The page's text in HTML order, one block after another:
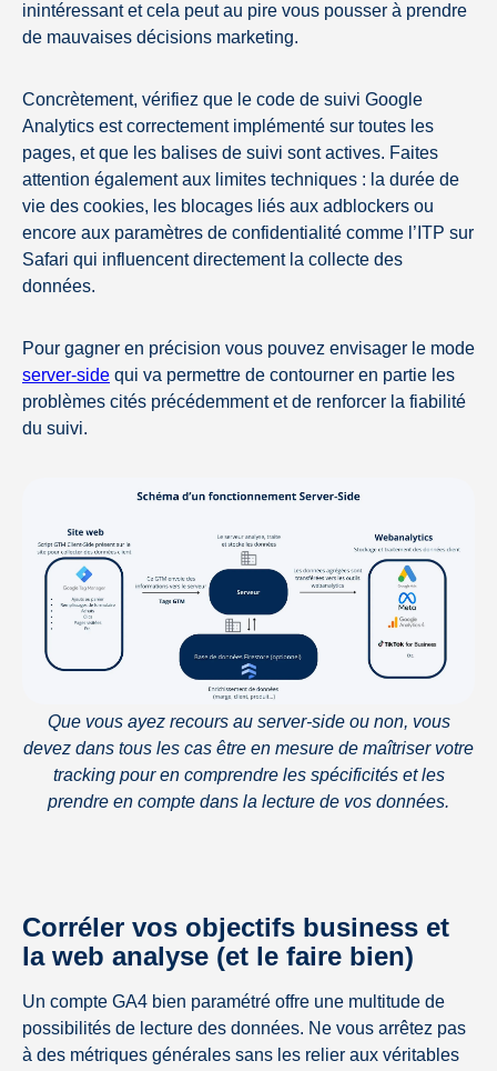
inintéressant et cela peut au pire vous pousser à prendre
de mauvaises décisions marketing.
Concrètement, vérifiez que le code de suivi Google
Analytics est correctement implémenté sur toutes les
pages, et que les balises de suivi sont actives. Faites
attention également aux limites techniques : la durée de
vie des cookies, les blocages liés aux adblockers ou
encore aux paramètres de confidentialité comme l’ITP sur
Safari qui influencent directement la collecte des
données.
Pour gagner en précision vous pouvez envisager le mode
server-side qui va permettre de contourner en partie les
problèmes cités précédemment et de renforcer la fiabilité
du suivi.
Que vous ayez recours au server-side ou non, vous
devez dans tous les cas être en mesure de maîtriser votre
tracking pour en comprendre les spécificités et les
prendre en compte dans la lecture de vos données.
Corréler vos objectifs business et
la web analyse (et le faire bien)
Un compte GA4 bien paramétré offre une multitude de
possibilités de lecture des données. Ne vous arrêtez pas
à des métriques générales sans les relier aux véritables